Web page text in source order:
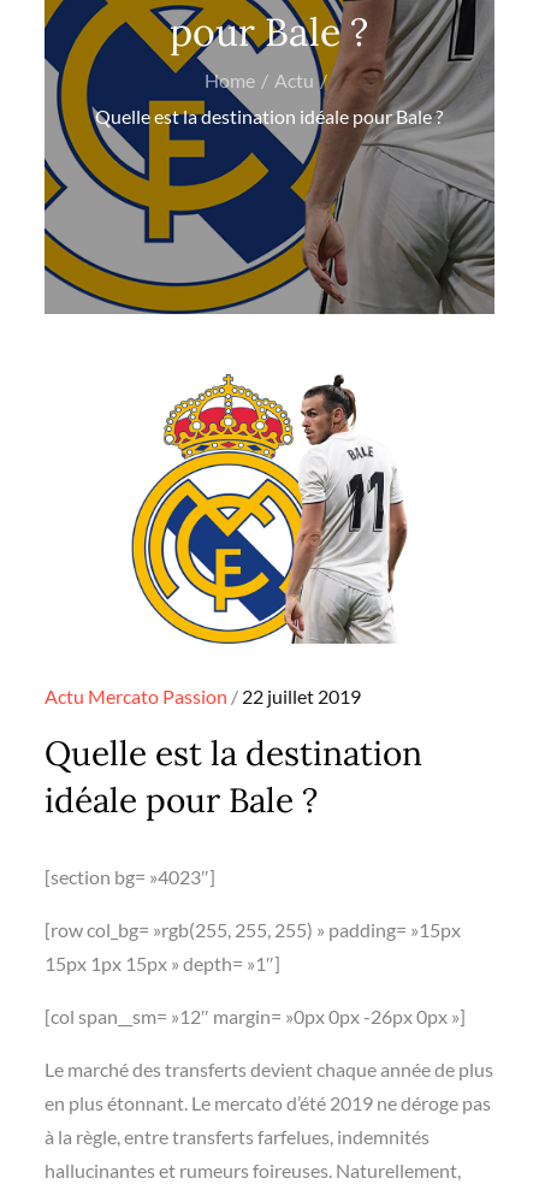
pour Bale ?
Home
Actu
Quelle est la destination idéale pour Bale ?
Actu Mercato Passion Posted
22 juillet 2019
Quelle est la destination
idéale pour Bale ?
[section bg= »4023″]
[row col_bg= »rgb(255, 255, 255) » padding= »15px
15px 1px 15px » depth= »1″]
[col span__sm= »12″ margin= »0px 0px -26px 0px »]
Le marché des transferts devient chaque année de plus
en plus étonnant. Le mercato d’été 2019 ne déroge pas
à la règle, entre transferts farfelues, indemnités
hallucinantes et rumeurs foireuses. Naturellement,